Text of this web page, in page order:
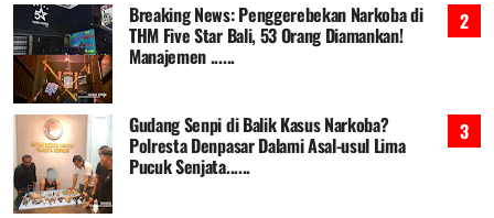
Breaking News: Penggerebekan Narkoba di
THM Five Star Bali, 53 Orang Diamankan!
Manajemen ......
Gudang Senpi di Balik Kasus Narkoba?
Polresta Denpasar Dalami Asal-usul Lima
Pucuk Senjata......